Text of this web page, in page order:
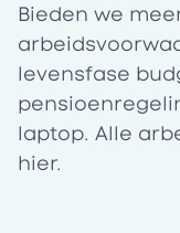
Bieden we
levensfase
laptop. Alle
hier.